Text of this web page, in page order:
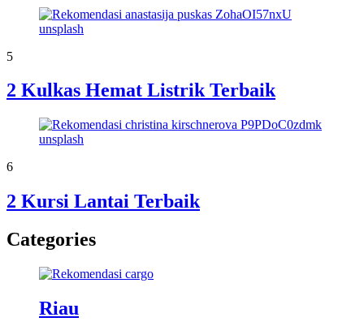
5
2 Kulkas Hemat Listrik Terbaik
6
2 Kursi Lantai Terbaik
Categories
Riau